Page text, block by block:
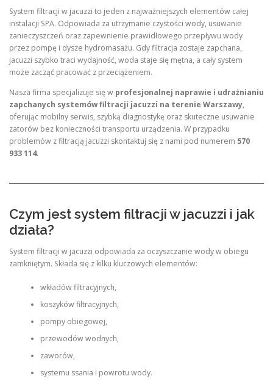
System filtracji w jacuzzi to jeden z najważniejszych elementów całej
instalacji SPA. Odpowiada za utrzymanie czystości wody, usuwanie
zanieczyszczeń oraz zapewnienie prawidłowego przepływu wody
przez pompę i dysze hydromasażu. Gdy filtracja zostaje zapchana,
jacuzzi szybko traci wydajność, woda staje się mętna, a cały system
może zacząć pracować z przeciążeniem.
Nasza firma specjalizuje się w profesjonalnej naprawie i udrażnianiu
zapchanych systemów filtracji jacuzzi na terenie Warszawy,
oferując mobilny serwis, szybką diagnostykę oraz skuteczne usuwanie
zatorów bez konieczności transportu urządzenia. W przypadku
problemów z filtracją jacuzzi skontaktuj się z nami pod numerem 570
933 114.
Czym jest system filtracji w jacuzzi i jak
działa?
System filtracji w jacuzzi odpowiada za oczyszczanie wody w obiegu
zamkniętym. Składa się z kilku kluczowych elementów:
wkładów filtracyjnych,
koszyków filtracyjnych,
pompy obiegowej,
przewodów wodnych,
zaworów,
systemu ssania i powrotu wody.